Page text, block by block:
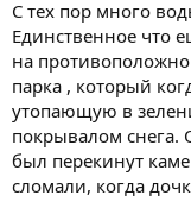
С тех пор много
Единственное что
на
парка , который
утопающую в
покрывалом снега.
был перекинут
сломали, когда